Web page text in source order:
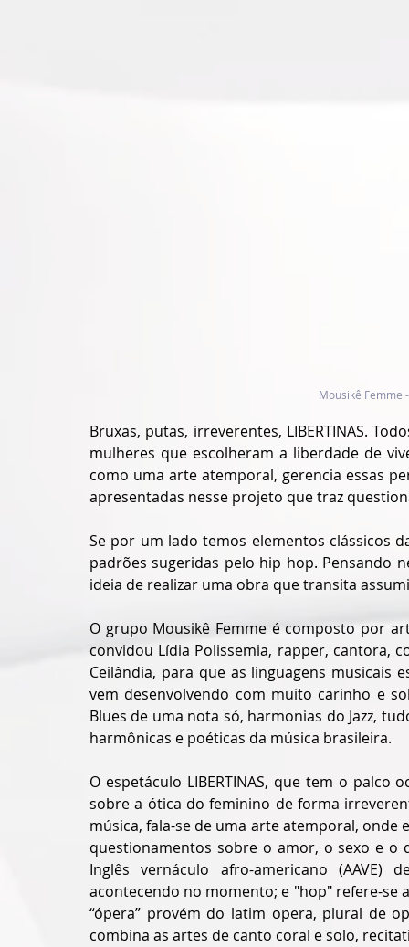
Mousikê Femme
Bruxas, putas, irreverentes, LIBERTINAS.
mulheres que escolheram a liberdade de
como uma arte atemporal, gerencia essas
apresentadas nesse projeto que traz
Se por um lado temos elementos clássicos
padrões sugeridas pelo hip hop. Pensando
ideia de realizar uma obra que transita
O grupo Mousikê Femme é composto por
convidou Lídia Polissemia, rapper, cantora,
Ceilândia, para que as linguagens musicais
vem desenvolvendo com muito carinho e
Blues de uma nota só, harmonias do Jazz,
harmônicas e poéticas da música brasileira.
O espetáculo LIBERTINAS, que tem o
sobre a ótica do feminino de forma
música, fala-se de uma arte atemporal, onde
questionamentos sobre o amor, o sexo e o
Inglês vernáculo afro-americano
acontecendo no momento; e "hop" refere-se
“ópera” provém do latim opera, plural de
combina as artes de canto coral e solo,